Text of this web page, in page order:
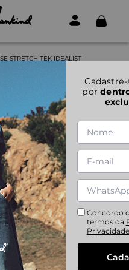
STRETCH TEK IDEALIST
33 34 36 38
por
Concordo
termos da
Privacidade